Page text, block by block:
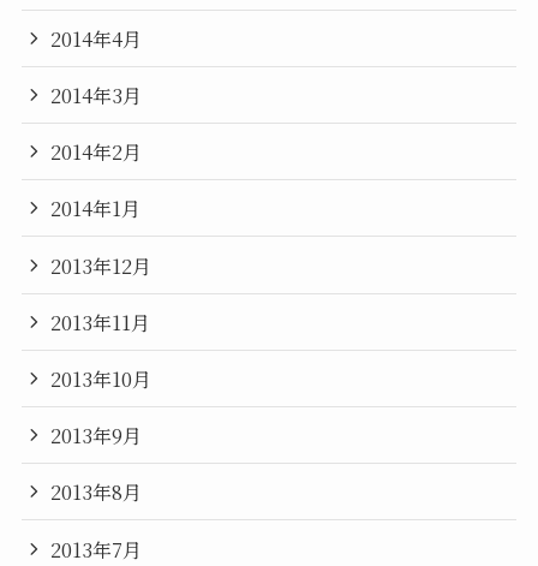
2014年4月
2014年3月
2014年2月
2014年1月
2013年12月
2013年11月
2013年10月
2013年9月
2013年8月
2013年7月